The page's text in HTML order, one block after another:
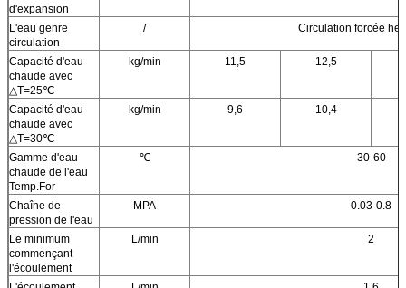
d'expansion
L'eau genre
circulation
/ Circulation forcée
Capacité d'eau
chaude avec
△T=25℃
kg/min 11,5 12,5
Capacité d'eau
chaude avec
△T=30℃
kg/min 9,6 10,4
Gamme d'eau
chaude de l'eau
Temp.For
℃ 30-60
Chaîne de
pression de l'eau
MPA 0.03-0.8
Le minimum
commençant
l'écoulement
L/min 2